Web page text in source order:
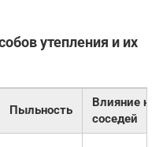
утепления и их
Пыльность
Влияние на
соседей